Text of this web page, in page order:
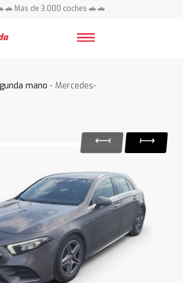
🚗 Más de 3.000 coches 🚗 🚗
mano - Mercedes-